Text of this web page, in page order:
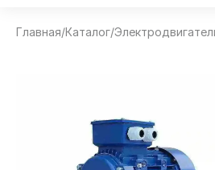
5АИ200L6 30 кВт 1000
Главная/Каталог/